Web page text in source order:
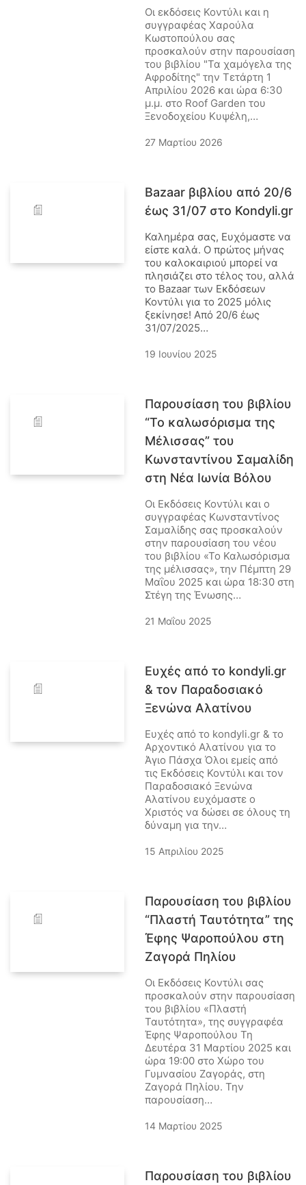
Οι εκδόσεις Κοντύλι και η
συγγραφέας Χαρούλα
Κωστοπούλου σας
προσκαλούν στην παρουσίαση
του βιβλίου "Τα χαμόγελα της
Αφροδίτης" την Τετάρτη 1
Απριλίου 2026 και ώρα 6:30
μ.μ. στο Roof Garden του
Ξενοδοχείου Κυψέλη,…
27 Μαρτίου 2026
Bazaar βιβλίου από 20/6
έως 31/07 στο Kondyli.gr
Καλημέρα σας, Ευχόμαστε να
είστε καλά. Ο πρώτος μήνας
του καλοκαιριού μπορεί να
πλησιάζει στο τέλος του, αλλά
το Bazaar των Εκδόσεων
Κοντύλι για το 2025 μόλις
ξεκίνησε! Από 20/6 έως
31/07/2025…
19 Ιουνίου 2025
Παρουσίαση του βιβλίου
“Το καλωσόρισμα της
Μέλισσας” του
Κωνσταντίνου Σαμαλίδη
στη Νέα Ιωνία Βόλου
Οι Εκδόσεις Κοντύλι και ο
συγγραφέας Κωνσταντίνος
Σαμαλίδης σας προσκαλούν
στην παρουσίαση του νέου
του βιβλίου «Το Καλωσόρισμα
της μέλισσας», την Πέμπτη 29
Μαΐου 2025 και ώρα 18:30 στη
Στέγη της Ένωσης…
21 Μαΐου 2025
Ευχές από το kondyli.gr
& τον Παραδοσιακό
Ξενώνα Αλατίνου
Ευχές από το kondyli.gr & το
Αρχοντικό Αλατίνου για το
Άγιο Πάσχα Όλοι εμείς από
τις Εκδόσεις Κοντύλι και τον
Παραδοσιακό Ξενώνα
Αλατίνου ευχόμαστε ο
Χριστός να δώσει σε όλους τη
δύναμη για την…
15 Απριλίου 2025
Παρουσίαση του βιβλίου
“Πλαστή Ταυτότητα” της
Έφης Ψαροπούλου στη
Ζαγορά Πηλίου
Οι Εκδόσεις Κοντύλι σας
προσκαλούν στην παρουσίαση
του βιβλίου «Πλαστή
Ταυτότητα», της συγγραφέα
Έφης Ψαροπούλου Τη
Δευτέρα 31 Μαρτίου 2025 και
ώρα 19:00 στο Χώρο του
Γυμνασίου Ζαγοράς, στη
Ζαγορά Πηλίου. Την
παρουσίαση…
14 Μαρτίου 2025
Παρουσίαση του βιβλίου